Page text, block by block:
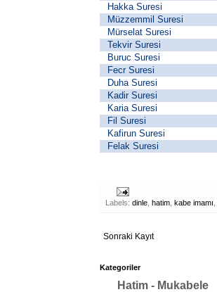
Hakka Suresi
Müzzemmil Suresi
Mürselat Suresi
Tekvir Suresi
Buruc Suresi
Fecr Suresi
Duha Suresi
Kadir Suresi
Karia Suresi
Fil Suresi
Kafirun Suresi
Felak Suresi
Labels: dinle hatim kabe imamı
Sonraki Kayıt
Kategoriler
Hatim - Mukabele